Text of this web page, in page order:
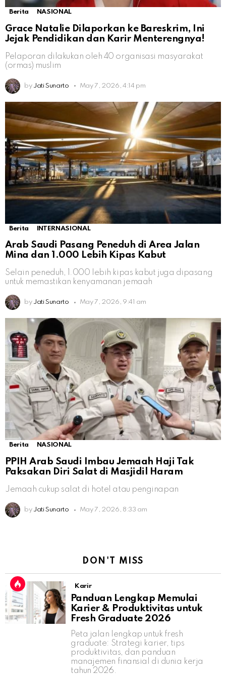
Berita NASIONAL
Grace Natalie Dilaporkan ke Bareskrim, Ini
Jejak Pendidikan dan Karir Menterengnya!
Pelaporan dilakukan oleh 40 organisasi masyarakat
(ormas) muslim
by Jati Sunarto May 7, 2026, 4:14 pm
Berita INTERNASIONAL
Arab Saudi Pasang Peneduh di Area Jalan
Mina dan 1.000 Lebih Kipas Kabut
Selain peneduh, 1.000 lebih kipas kabut juga dipasang
untuk memastikan kenyamanan jemaah
by Jati Sunarto May 7, 2026, 9:41 am
Berita NASIONAL
PPIH Arab Saudi Imbau Jemaah Haji Tak
Paksakan Diri Salat di Masjidil Haram
Jemaah cukup salat di hotel atau penginapan
by Jati Sunarto May 7, 2026, 8:33 am
DON'T MISS
Karir
Panduan Lengkap Memulai
Karier & Produktivitas untuk
Fresh Graduate 2026
Peta jalan lengkap untuk fresh
graduate: Strategi karier, tips
produktivitas, dan panduan
manajemen finansial di dunia kerja
tahun 2026.